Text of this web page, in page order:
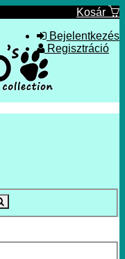
Kosár
Bejelentkezés
Regisztráció